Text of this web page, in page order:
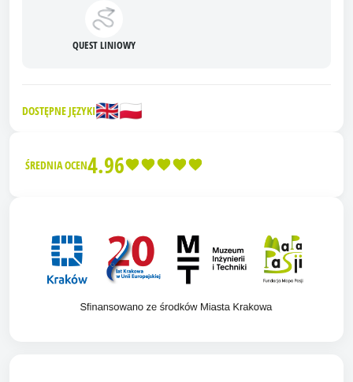
QUEST LINIOWY
DOSTĘPNE JĘZYKI🇬🇧🇵🇱
ŚREDNIA OCEN4.96